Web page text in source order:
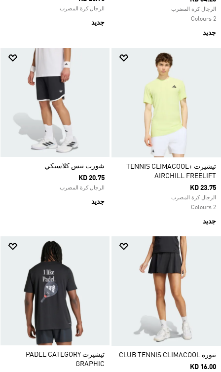
الرجال كرة المضرب
2 Colours
جديد
الرجال كرة المضرب
جديد
تيشيرت TENNIS CLIMACOOL+
AIRCHILL FREELIFT
KD 23.75
الرجال كرة المضرب
2 Colours
جديد
شورت تنس كلاسيكي
KD 20.75
الرجال كرة المضرب
جديد
تنورة CLUB TENNIS CLIMACOOL
KD 16.00
تيشيرت PADEL CATEGORY
GRAPHIC